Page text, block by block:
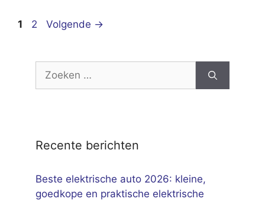
Pagina
1 Pagina
2 Volgende →
Zoek
Recente berichten
Beste elektrische auto 2026: kleine,
goedkope en praktische elektrische